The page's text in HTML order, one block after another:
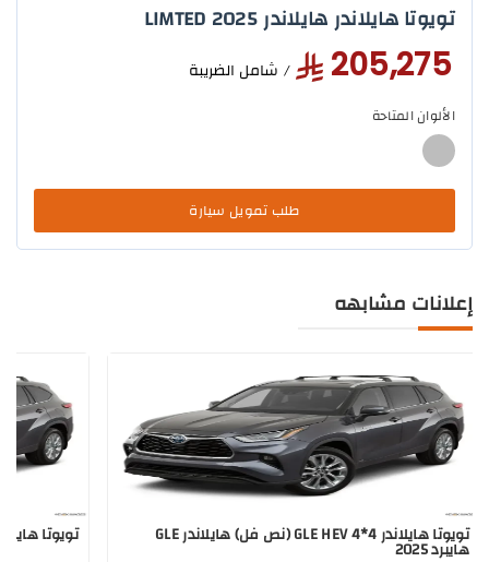
تويوتا هايلاندر هايلاندر LIMTED 2025
205,275 / شامل الضريبة
الألوان المتاحة
طلب تمويل سيارة
إعلانات مشابهه